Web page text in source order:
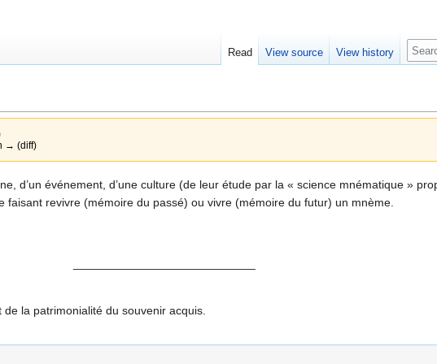
→ (diff)
d’un événement, d’une culture (de leur étude par la « science mnématique »
faisant revivre (mémoire du passé) ou vivre (mémoire du futur) un mnème.
la patrimonialité du souvenir acquis.
Read View source View history